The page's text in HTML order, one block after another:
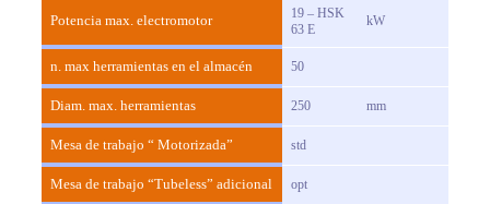
Potencia max. electromotor
19 – HSK
63 E
kW
n. max herramientas en el almacén 50
Diam. max. herramientas 250 mm
Mesa de trabajo “ Motorizada” std
Mesa de trabajo “Tubeless” adicional opt